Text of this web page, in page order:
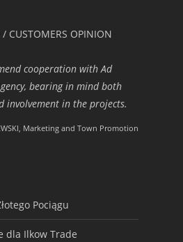
CUSTOMERS OPINION
cooperation with Ad
bearing in mind both
involvement in the projects.
Marketing and Town Promotion
Pociągu
dla Ilkow Trade